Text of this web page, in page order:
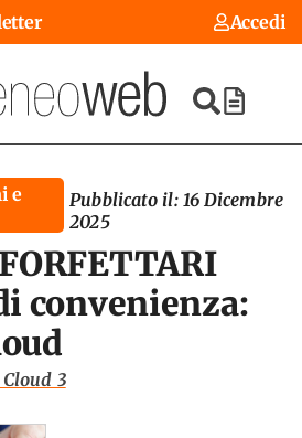
Accedi
e
Pubblicato il: 16 Dicembre
2025
convenienza:
3